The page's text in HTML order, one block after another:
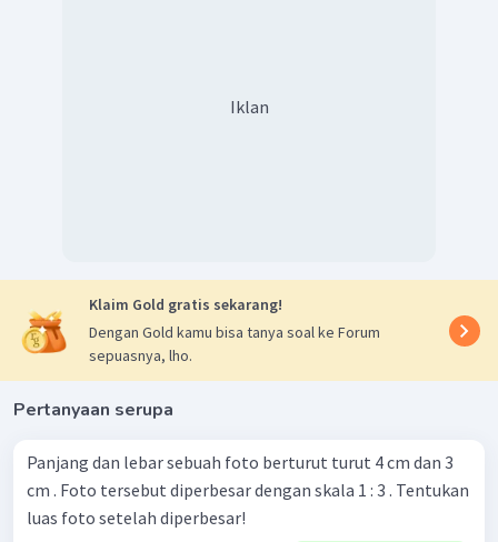
Iklan
Klaim Gold gratis sekarang!
Dengan Gold kamu bisa tanya soal ke Forum
sepuasnya, lho.
Pertanyaan serupa
Panjang dan lebar sebuah foto berturut turut 4 cm dan 3
cm . Foto tersebut diperbesar dengan skala 1 : 3 . Tentukan
luas foto setelah diperbesar!